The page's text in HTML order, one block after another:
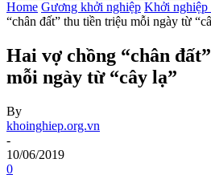
Home Gương khởi nghiệp Khởi nghiệp
“chân đất” thu tiền triệu mỗi ngày từ
Hai vợ chồng “chân
mỗi ngày từ “cây lạ”
By
khoinghiep.org.vn
-
10/06/2019
0